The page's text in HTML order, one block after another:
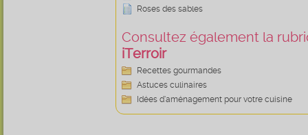
Roses des sables
Consultez également la
iTerroir
Recettes gourmandes
Astuces culinaires
Idées d’aménagement pour votre cuisine